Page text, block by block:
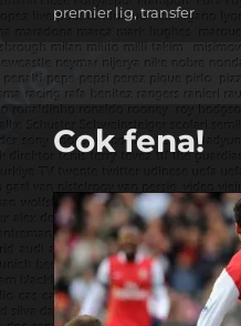
tarihi
premier lig, transfer
Cok fena!